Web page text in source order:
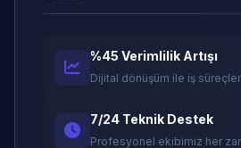
%45 Verimlilik Artışı
Dijital dönüşüm ile iş
7/24 Teknik Destek
Profesyonel ekibimiz her